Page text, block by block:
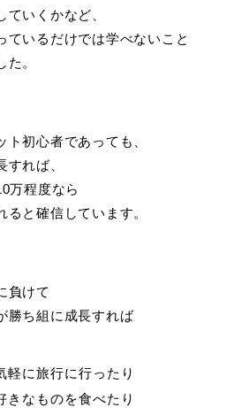
ていくかなど、
ているだけでは学べないこと
。
初心者であっても、
れば、
万程度なら
と確信しています。
負けて
勝ち組に成長すれば
軽に旅行に行ったり
きなものを食べたり